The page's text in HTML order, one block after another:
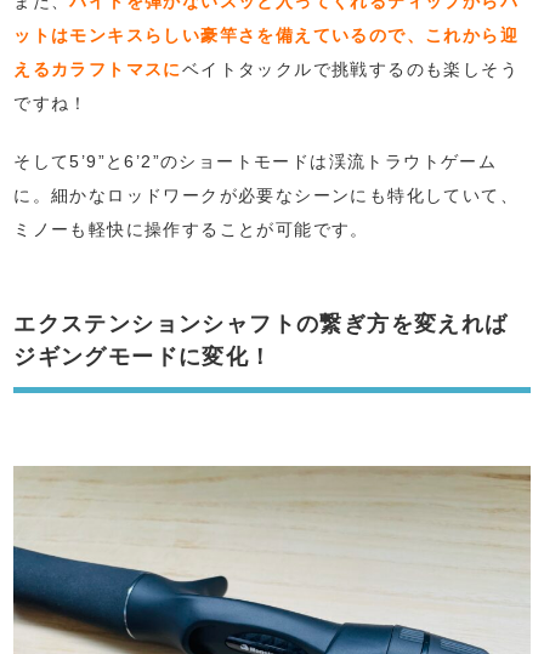
ットはモンキスらしい豪竿さを備えているので、これから迎
えるカラフトマスにベイトタックルで挑戦するのも楽しそう
ですね！
そして5’9”と6’2”のショートモードは渓流トラウトゲーム
に。細かなロッドワークが必要なシーンにも特化していて、
ミノーも軽快に操作することが可能です。
エクステンションシャフトの繋ぎ方を変えれば
ジギングモードに変化！